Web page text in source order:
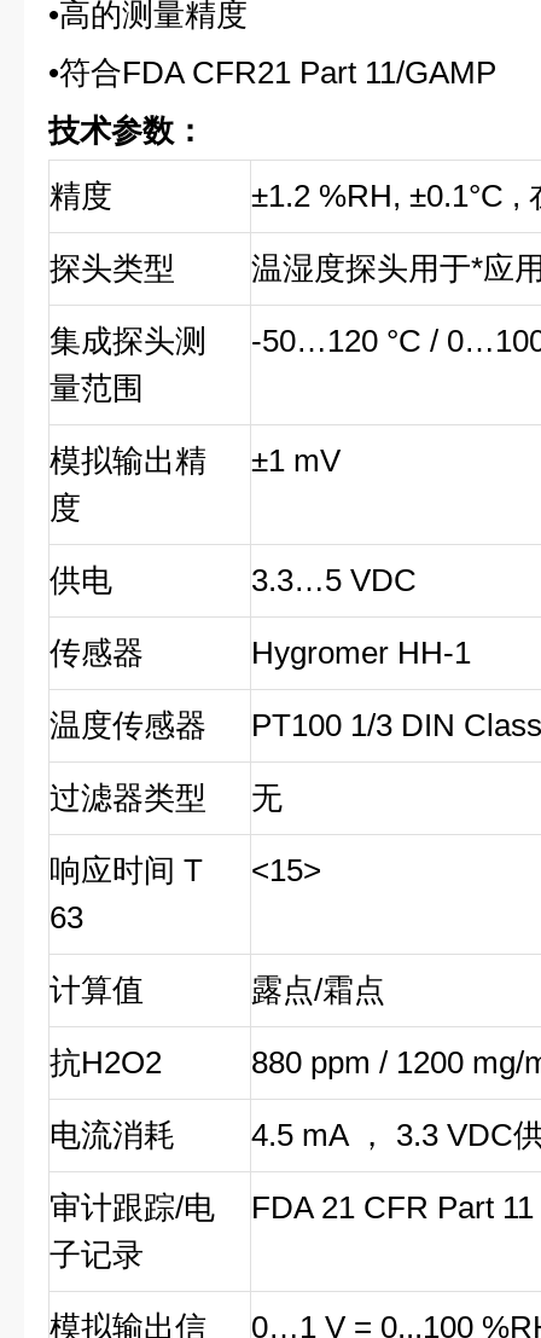
•高的测量精度
•符合FDA CFR21 Part 11/GAMP
技术参数：
精度
±1.2 %RH, ±0.1°C ,
探头类型
温湿度探头用于*应
集成探头测
量范围
-50…120 °C /
模拟输出精
度
±1 mV
供电
3.3…5 VDC
传感器
Hygromer HH-1
温度传感器
PT100 1/3 DIN
过滤器类型
无
响应时间 T
63
<15>
计算值
露点/霜点
抗H2O2
880 ppm / 1200 mg/
电流消耗
4.5 mA ， 3.3 VDC
审计跟踪/电
子记录
FDA 21 CFR Part
模拟输出信
0…1 V = 0...100